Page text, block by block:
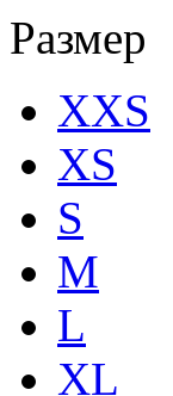
Размер
XXS
XS
S
M
L
XL